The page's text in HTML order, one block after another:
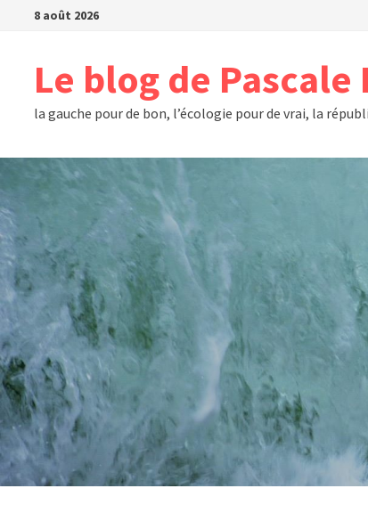
Passer8 août 2026
Le blog de
la gauche pour de bon, l’écologie pour de vrai, la